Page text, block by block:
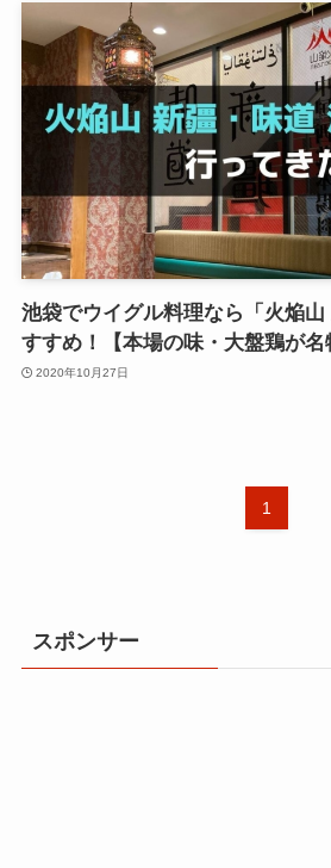
池袋でウイグル料理なら「火焔
すすめ！【本場の味・大盤鶏が名
2020年10月27日
1
スポンサー